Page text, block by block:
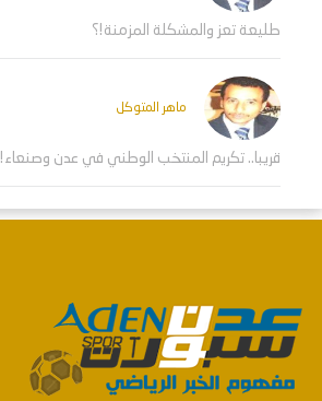
طليعة تعز والمشكلة المزمنة!؟
ماهر المتوكل
قريبا.. تكريم المنتخب الوطني في عدن وصنعاء!